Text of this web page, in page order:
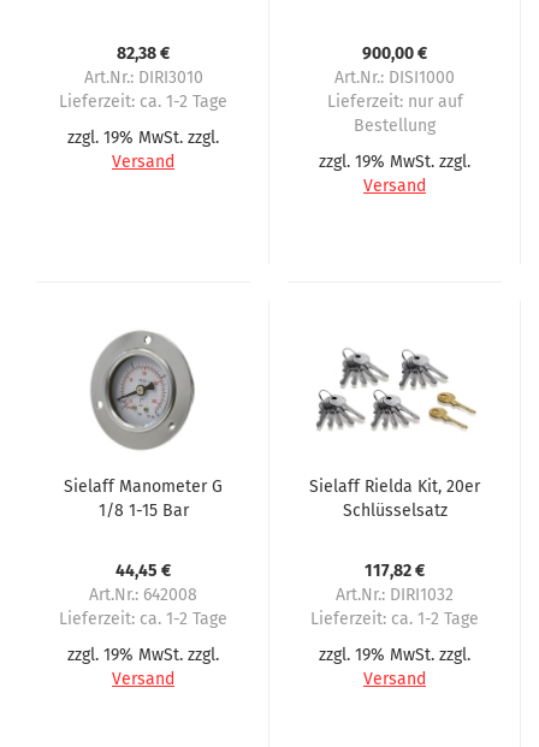
82,38 €
Art.Nr.: DIRI3010
Lieferzeit: ca. 1-2 Tage
zzgl. 19% MwSt. zzgl.
Versand
Vollversion
900,00 €
Art.Nr.: DISI1000
Lieferzeit: nur auf
Bestellung
zzgl. 19% MwSt. zzgl.
Versand
Sielaff Manometer G
1/8 1-15 Bar
44,45 €
Art.Nr.: 642008
Lieferzeit: ca. 1-2 Tage
zzgl. 19% MwSt. zzgl.
Versand
Sielaff Rielda Kit, 20er
Schlüsselsatz
117,82 €
Art.Nr.: DIRI1032
Lieferzeit: ca. 1-2 Tage
zzgl. 19% MwSt. zzgl.
Versand